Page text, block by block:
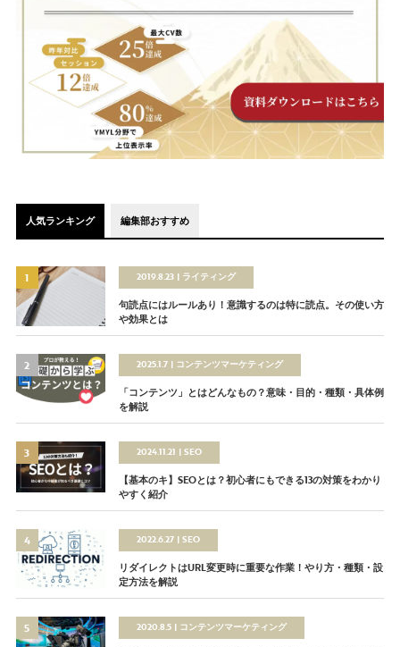
人気ランキング 編集部おすすめ
2019.8.23 ライティング
句読点にはルールあり！意識するのは特に読点。その使い方
や効果とは
2025.1.7 コンテンツマーケティング
「コンテンツ」とはどんなもの？意味・目的・種類・具体例
を解説
2024.11.21 SEO
【基本のキ】SEOとは？初心者にもできる13の対策をわかり
やすく紹介
2022.6.27 SEO
リダイレクトはURL変更時に重要な作業！やり方・種類・設
定方法を解説
2020.8.5 コンテンツマーケティング